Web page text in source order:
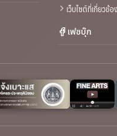
เว็บไซต์ที่เกี่ยวข้อง
เฟซบุ๊ก